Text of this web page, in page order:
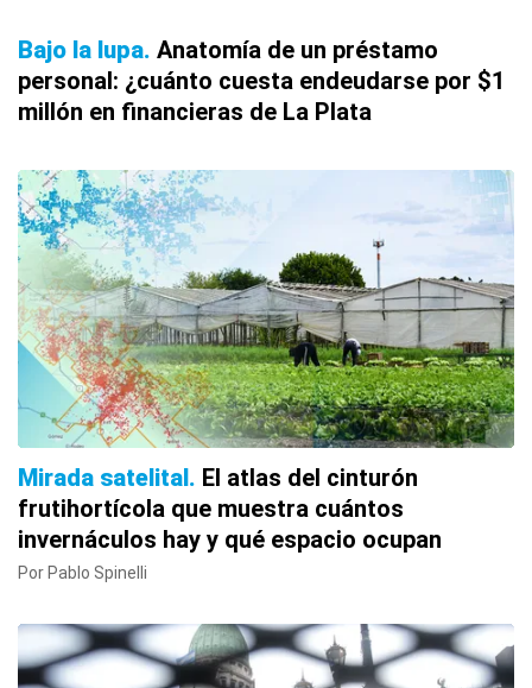
Bajo la lupa Anatomía de un préstamo
personal: ¿cuánto cuesta endeudarse por $1
millón en financieras de La Plata
Mirada satelital El atlas del cinturón
frutihortícola que muestra cuántos
invernáculos hay y qué espacio ocupan
Por Pablo Spinelli